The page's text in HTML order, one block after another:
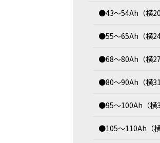
●43～54Ah（横
●55～65Ah（横
●68～80Ah（横
●80～90Ah（横
●95～100Ah（横
●105～110Ah（横